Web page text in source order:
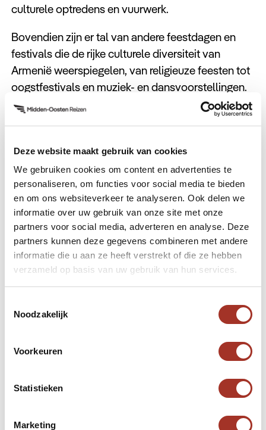
Deze website maakt gebruik van cookies
We gebruiken cookies om content en advertenties te
personaliseren, om functies voor social media te bieden
en om ons websiteverkeer te analyseren. Ook delen we
informatie over uw gebruik van onze site met onze
partners voor social media, adverteren en analyse. Deze
partners kunnen deze gegevens combineren met andere
informatie die u aan ze heeft verstrekt of die ze hebben
verzameld op basis van uw gebruik van hun services.
Noodzakelijk
Voorkeuren
Statistieken
Marketing
culturele optredens en vuurwerk.
Bovendien zijn er tal van andere feestdagen en
festivals die de rijke culturele diversiteit van
Armenië weerspiegelen, van religieuze feesten tot
oogstfestivals en muziek- en dansvoorstellingen.
Kortom, de feestdagen in Armenië zijn niet alleen
diepgewortelde tradities, het
gemeenschapsgevoel en de spirituele
verbondenheid van het Armeense volk te ervaren.
Als je Armenië bezoekt, zorg er dan voor dat je
deze bijzondere gelegenheden meemaakt en deel
uitmaakt van de levendige festiviteiten die het hart
van dit prachtige land doen zinderen.